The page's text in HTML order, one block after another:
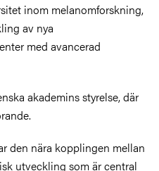
inom melanomforskning,
av nya
med avancerad
akademins styrelse, där
den nära kopplingen mellan
utveckling som är central